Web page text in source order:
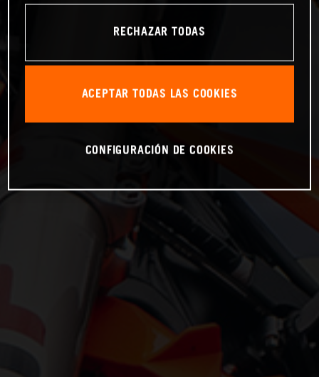
RECHAZAR TODAS
ACEPTAR TODAS LAS COOKIES
CONFIGURACIÓN DE COOKIES